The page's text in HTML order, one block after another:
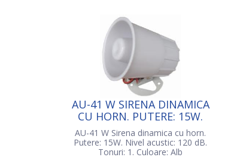
AU-41 W SIRENA DINAMICA
CU HORN. PUTERE: 15W.
CULOARE: ALB
AU-41 W Sirena dinamica cu horn.
Putere: 15W. Nivel acustic: 120 dB.
Tonuri: 1. Culoare: Alb